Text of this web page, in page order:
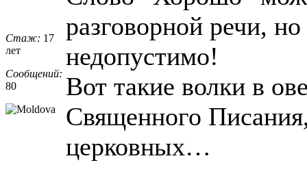
Стаж: 17
лет
Сообщений:
80
разговорной речи,
недопустимо!
Вот такие волки в
Священного
церковных…